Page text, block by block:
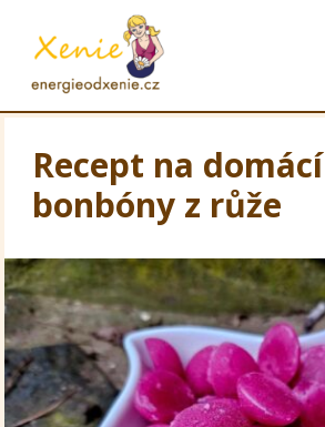
Recept na domácí
bonbóny z růže